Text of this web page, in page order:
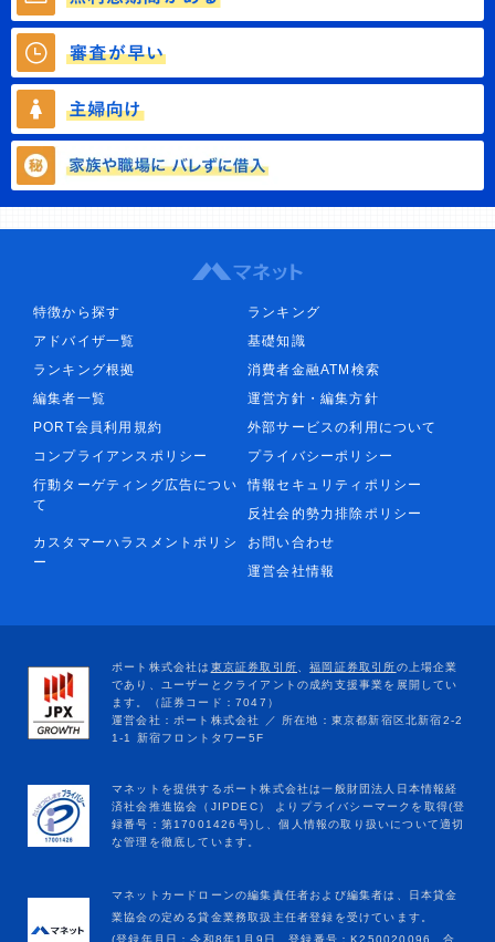
特徴から探す
ランキング
アドバイザ一覧
基礎知識
ランキング根拠
消費者金融ATM検索
編集者一覧
運営方針・編集方針
PORT会員利用規約
外部サービスの利用について
コンプライアンスポリシー
プライバシーポリシー
行動ターゲティング広告につい
て
情報セキュリティポリシー
反社会的勢力排除ポリシー
カスタマーハラスメントポリシ
ー
お問い合わせ
運営会社情報
マネットカードローンの編集責任者および編集者は、日本貸金
業協会の定める貸金業務取扱主任者登録を受けています。
(登録年月日：令和8年1月9日、登録番号：K250020096、合